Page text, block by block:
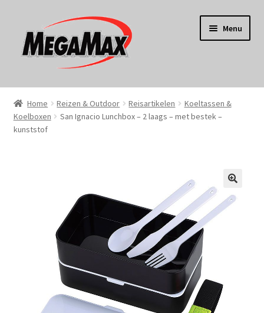
door
naar
naar
de
Menu
Home
KERST
Huishouden
Persoonlijke Verzorging
Home Reizen & Outdoor Reisartikelen
Koeltassen &
Koelboxen
San Ignacio Lunchbox – 2 laags – met bestek –
kunststof